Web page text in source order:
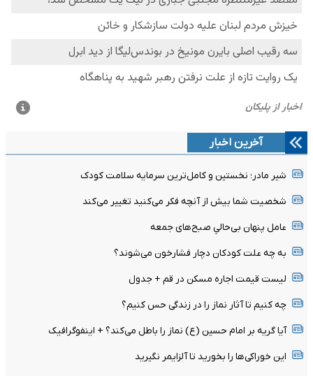
آخرین اخبار
شیر مادر؛ نخستین و کامل‌ترین سرمایه سلامت کودک
شخصیت شما بیش از آنچه فکر می‌کنید تغییر می‌کند
عامل پنهان بی‌حالیِ صبح‌های جمعه
به چه علت کودکان دچار فشارخون می‌شوند؟
لیست قیمت اجاره مسکن در قم + جدول
چه کنیم تا آثار نماز را در زندگی حس کنیم؟
آیا گریه بر امام حسین (ع) نماز را باطل می‌کند؟ + اینفوگرافیک
این خوراکی‌ها را بخورید تا آلزایمر نگیرید